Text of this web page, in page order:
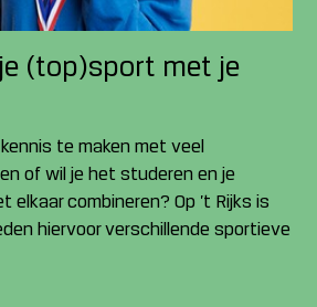
(top)sport met je
te maken met veel
of wil je het studeren en je
combineren? Op ’t Rijks is
hiervoor verschillende sportieve